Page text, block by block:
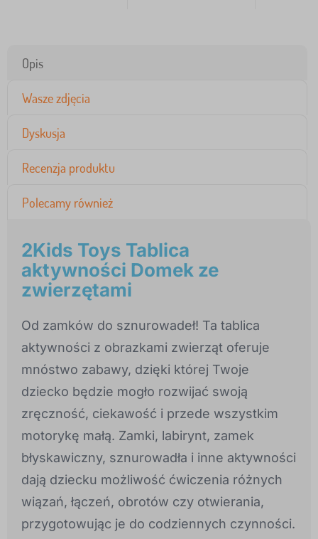
Opis
Wasze zdjęcia
Dyskusja
Recenzja produktu
Polecamy również
2Kids Toys Tablica
aktywności Domek ze
zwierzętami
Od zamków do sznurowadeł! Ta tablica
aktywności z obrazkami zwierząt oferuje
mnóstwo zabawy, dzięki której Twoje
dziecko będzie mogło rozwijać swoją
zręczność, ciekawość i przede wszystkim
motorykę małą. Zamki, labirynt, zamek
błyskawiczny, sznurowadła i inne aktywności
dają dziecku możliwość ćwiczenia różnych
wiązań, łączeń, obrotów czy otwierania,
przygotowując je do codziennych czynności.